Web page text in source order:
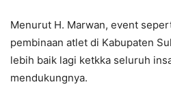
Menurut H. Marwan, event
pembinaan atlet di Kabupaten
lebih baik lagi ketkka seluruh
mendukungnya.